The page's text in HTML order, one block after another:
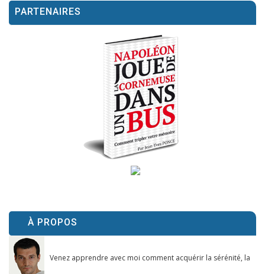
PARTENAIRES
À PROPOS
Venez apprendre avec moi comment acquérir la sérénité, la